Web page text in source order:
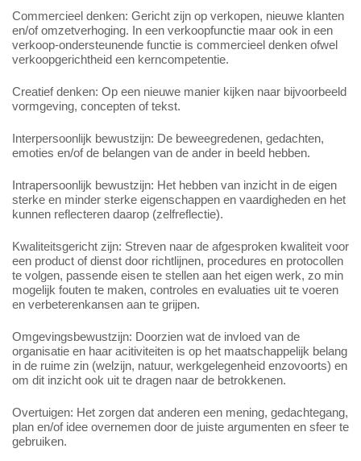
Commercieel denken: Gericht zijn op verkopen, nieuwe klanten
en/of omzetverhoging. In een verkoopfunctie maar ook in een
verkoop-ondersteunende functie is commercieel denken ofwel
verkoopgerichtheid een kerncompetentie.
Creatief denken: Op een nieuwe manier kijken naar bijvoorbeeld
vormgeving, concepten of tekst.
Interpersoonlijk bewustzijn: De beweegredenen, gedachten,
emoties en/of de belangen van de ander in beeld hebben.
Intrapersoonlijk bewustzijn: Het hebben van inzicht in de eigen
sterke en minder sterke eigenschappen en vaardigheden en het
kunnen reflecteren daarop (zelfreflectie).
Kwaliteitsgericht zijn: Streven naar de afgesproken kwaliteit voor
een product of dienst door richtlijnen, procedures en protocollen
te volgen, passende eisen te stellen aan het eigen werk, zo min
mogelijk fouten te maken, controles en evaluaties uit te voeren
en verbeterenkansen aan te grijpen.
Omgevingsbewustzijn: Doorzien wat de invloed van de
organisatie en haar acitiviteiten is op het maatschappelijk belang
in de ruime zin (welzijn, natuur, werkgelegenheid enzovoorts) en
om dit inzicht ook uit te dragen naar de betrokkenen.
Overtuigen: Het zorgen dat anderen een mening, gedachtegang,
plan en/of idee overnemen door de juiste argumenten en sfeer te
gebruiken.